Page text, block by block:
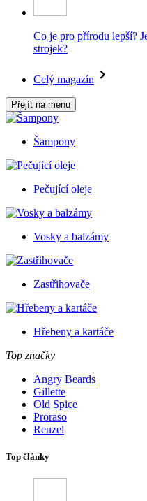
Co je pro přírodu lepší?
strojek?
Celý magazín
Přejít na menu
Šampony
Pečující oleje
Vosky a balzámy
Zastřihovače
Hřebeny a kartáče
Top značky
Angry Beards
Gillette
Old Spice
Proraso
Reuzel
Top články